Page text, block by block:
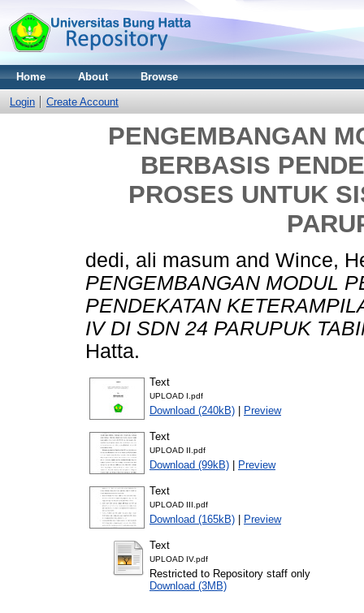
Home About Browse
Login Create Account
PENGEMBANGAN
BERBASIS
PROSES UNTUK
dedi, ali masum and Wince,
PENGEMBANGAN MODUL
PENDEKATAN
IV DI SDN 24 PARUPUK
Hatta.
Text
UPLOAD I.pdf
Download (240kB) | Preview
Text
UPLOAD II.pdf
Download (99kB) | Preview
Text
UPLOAD III.pdf
Download (165kB) | Preview
Text
UPLOAD IV.pdf
Restricted to Repository staff only
Download (3MB)